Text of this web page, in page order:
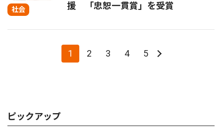
社会
援 「忠恕一貫賞」を受賞
1 2 3 4 5
ピックアップ